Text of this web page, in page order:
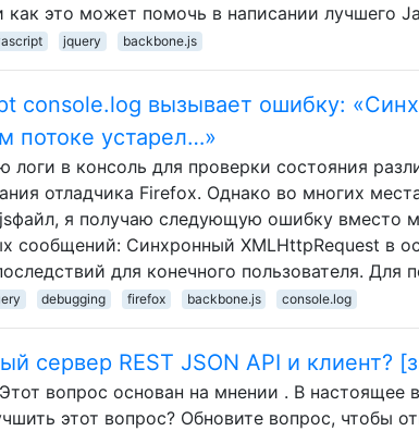
как это может помочь в написании лучшего
jquery backbone.js
console.log вызывает ошибку:
потоке устарел…»
логи в консоль для проверки состояния
отладчика Firefox. Однако во многих
я получаю следующую ошибку вместо
сообщений: Синхронный XMLHttpRequest в
для конечного пользователя. Для
debugging firefox backbone.js console.log
сервер REST JSON API и клиент?
вопрос основан на мнении . В настоящее
этот вопрос? Обновите вопрос, чтобы